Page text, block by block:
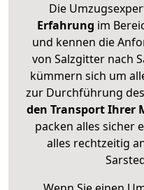
Die
Erfahrung im
und kennen die
von Salzgitter nach
kümmern sich um
zur Durchführung
den Transport Ihrer
packen alles sicher
alles rechtzeitig